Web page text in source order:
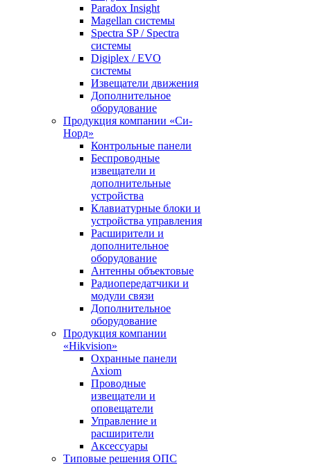
Paradox Insight
Magellan системы
Spectra SP / Spectra
системы
Digiplex / EVO
системы
Извещатели движения
Дополнительное
оборудование
Продукция компании «Си-
Норд»
Контрольные панели
Беспроводные
извещатели и
дополнительные
устройства
Клавиатурные блоки и
устройства управления
Расширители и
дополнительное
оборудование
Антенны объектовые
Радиопередатчики и
модули связи
Дополнительное
оборудование
Продукция компании
«Hikvision»
Охранные панели
Axiom
Проводные
извещатели и
оповещатели
Управление и
расширители
Аксессуары
Типовые решения ОПС